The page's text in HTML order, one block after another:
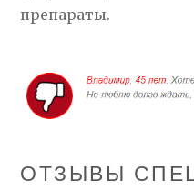
препараты.
ОТЗЫВЫ